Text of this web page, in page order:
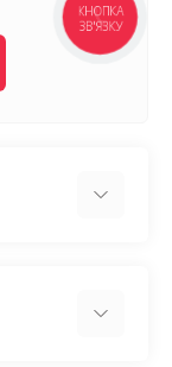
КНОПКА
ЗВ'ЯЗКУ